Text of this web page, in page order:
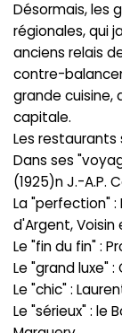
Désormais, les
régionales, qui
anciens relais
contre-
grande cuisine,
capitale.
Les
Dans ses
(1925)n J.-A.P.
La "perfection" :
d'Argent, Voisin
Le "fin du fin" :
Le "grand luxe" :
Le "chic" :
Le "sérieux" : le